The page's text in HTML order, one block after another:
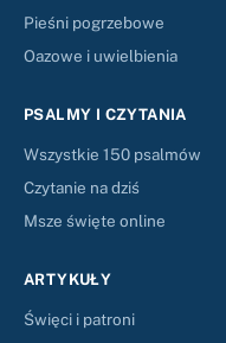
Pieśni pogrzebowe
Oazowe i uwielbienia
PSALMY I CZYTANIA
Wszystkie 150 psalmów
Czytanie na dziś
Msze święte online
ARTYKUŁY
Święci i patroni